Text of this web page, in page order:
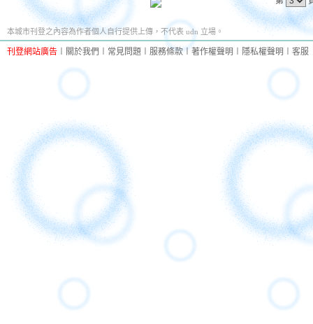
本城市刊登之內容為作者個人自行提供上傳，不代表 udn 立場。
刊登網站廣告 關於我們 常見問題 服務條款︱ 著作權聲明 隱私權聲明 客服